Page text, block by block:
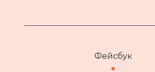
Фейсбук
●